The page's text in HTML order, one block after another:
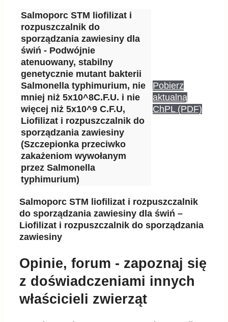
Salmoporc STM liofilizat i
rozpuszczalnik do
sporządzania zawiesiny dla
świń - Podwójnie
atenuowany, stabilny
genetycznie mutant bakterii
Salmonella typhimurium, nie
mniej niż 5x10^8C.F.U. i nie
więcej niż 5x10^9 C.F.U,
Liofilizat i rozpuszczalnik do
sporządzania zawiesiny
(Szczepionka przeciwko
zakażeniom wywołanym
przez Salmonella
typhimurium)
Pobierz
aktualną
ChPL (PDF)
Salmoporc STM liofilizat i rozpuszczalnik
do sporządzania zawiesiny dla świń –
Liofilizat i rozpuszczalnik do sporządzania
zawiesiny
Opinie, forum - zapoznaj się
z doświadczeniami innych
właścicieli zwierząt